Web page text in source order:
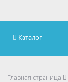
Каталог
Главная страница